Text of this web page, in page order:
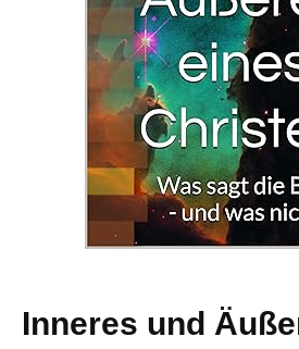
Inneres und